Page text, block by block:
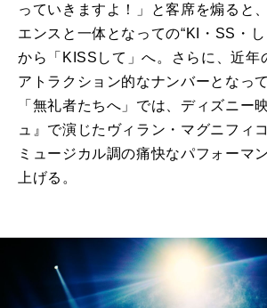
っていきますよ！」と客席を煽ると
エンスと一体となっての“KI・SS・
から「KISSして」へ。さらに、近年
アトラクション的なナンバーとなって
「無礼者たちへ」では、ディズニー
ュ』で演じたヴィラン・マグニフィ
ミュージカル調の痛快なパフォーマ
上げる。